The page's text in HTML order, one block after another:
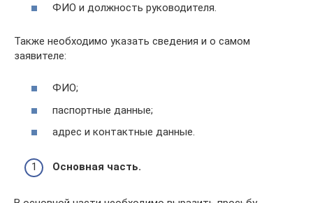
ФИО и должность руководителя.
Также необходимо указать сведения и о самом
заявителе:
ФИО;
паспортные данные;
адрес и контактные данные.
Основная часть.